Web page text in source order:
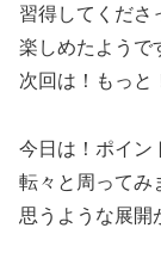
習得してくださ
楽しめたようで
次回は！もっと
今日は！ポイン
転々と周ってみ
思うような展開